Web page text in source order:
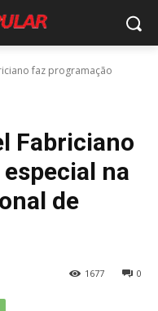
faz programação
Fabriciano
na
de
0
1677